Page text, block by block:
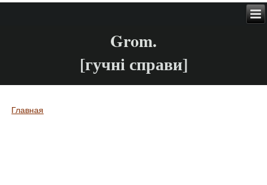
Grom.
[гучні справи]
Вы здесь
Главная